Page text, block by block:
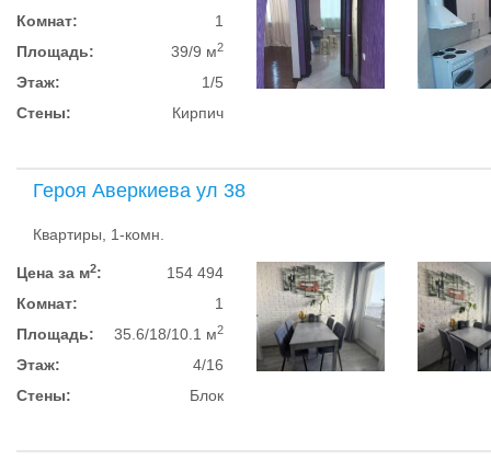
Комнат:
1
Площадь:
39/9 м2
Этаж:
1/5
Стены:
Кирпич
Героя Аверкиева ул 38
Квартиры, 1-комн.
Цена за м2:
154 494
Комнат:
1
Площадь:
35.6/18/10.1 м2
Этаж:
4/16
Стены:
Блок